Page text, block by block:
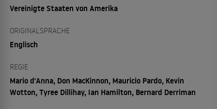
Vereinigte Staaten von Amerika
ORIGINALSPRACHE
Englisch
REGIE
Mario d'Anna, Don MacKinnon, Mauricio Pardo, Kevin
Wotton, Tyree Dillihay, Ian Hamilton, Bernard Derriman